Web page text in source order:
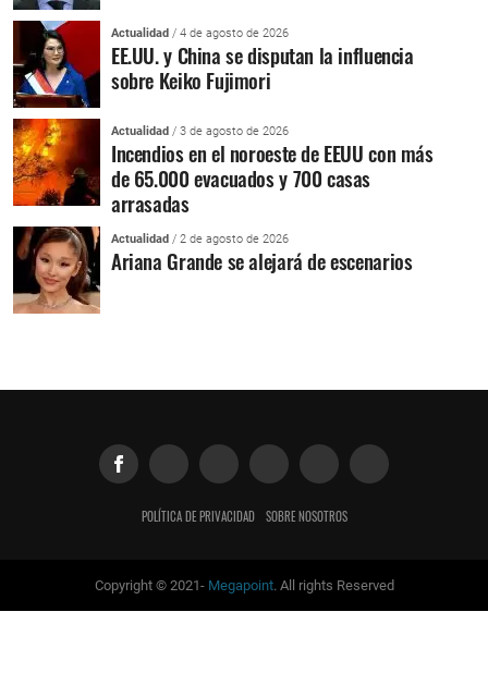
Actualidad / 4 de agosto de 2026
EE.UU. y China se disputan la influencia
sobre Keiko Fujimori
Actualidad / 3 de agosto de 2026
Incendios en el noroeste de EEUU con más
de 65.000 evacuados y 700 casas
arrasadas
Actualidad / 2 de agosto de 2026
Ariana Grande se alejará de escenarios
POLÍTICA DE PRIVACIDAD SOBRE NOSOTROS
Copyright © 2021- Megapoint. All rights Reserved